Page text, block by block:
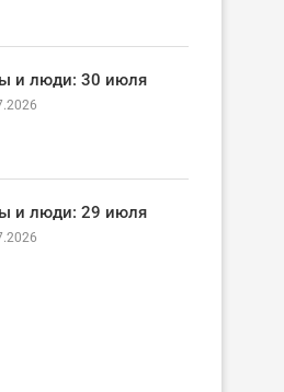
и люди: 30 июля
и люди: 29 июля